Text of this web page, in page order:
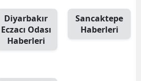
Diyarbakır
Eczacı Odası
Haberleri
Sancaktepe
Haberleri